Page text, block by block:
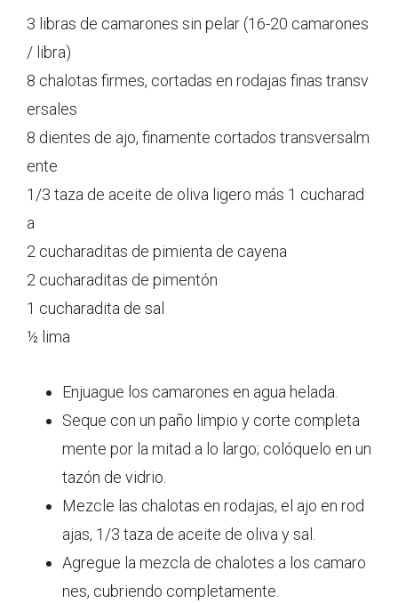
3 libras de camarones sin pelar (16-20 camarones
/ libra)
8 chalotas firmes, cortadas en rodajas finas transv
ersales
8 dientes de ajo, finamente cortados transversalm
ente
1/3 taza de aceite de oliva ligero más 1 cucharad
a
2 cucharaditas de pimienta de cayena
2 cucharaditas de pimentón
1 cucharadita de sal
½ lima
Enjuague los camarones en agua helada.
Seque con un paño limpio y corte completa
mente por la mitad a lo largo; colóquelo en un
tazón de vidrio.
Mezcle las chalotas en rodajas, el ajo en rod
ajas, 1/3 taza de aceite de oliva y sal.
Agregue la mezcla de chalotes a los camaro
nes, cubriendo completamente.